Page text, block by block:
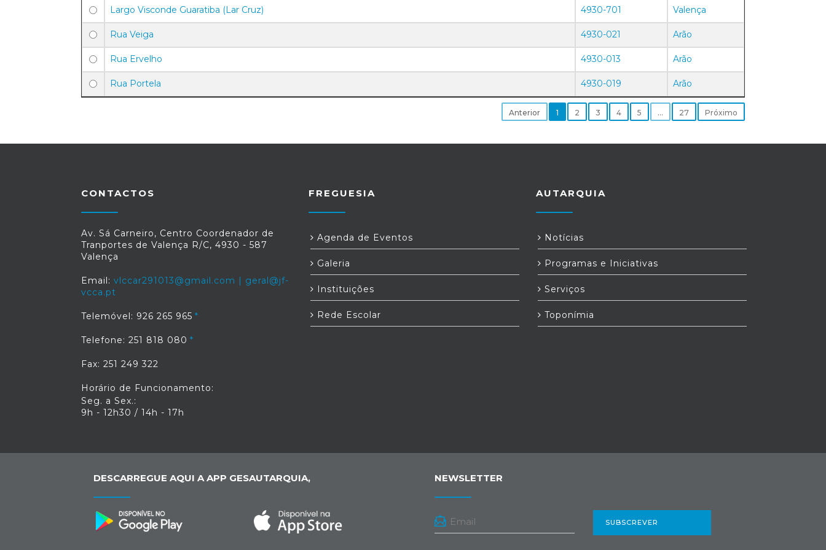
Largo Visconde Guaratiba (Lar Cruz) 4930-701 Valença
Rua Veiga 4930-021 Arão
Rua Ervelho 4930-013 Arão
Rua Portela 4930-019 Arão
Anterior 1 2 3 4 5 … 27 Próximo
CONTACTOS
Av. Sá Carneiro, Centro Coordenador de
Tranportes de Valença R/C, 4930 - 587
Valença
Email: vlccar291013@gmail.com | geral@jf-
vcca.pt
Telemóvel: 926 265 965
Telefone: 251 818 080
Fax: 251 249 322
Horário de Funcionamento:
Seg. a Sex.:
9h - 12h30 / 14h - 17h
FREGUESIA
Agenda de Eventos
Galeria
Instituições
Rede Escolar
AUTARQUIA
Notícias
Programas e Iniciativas
Serviços
Toponímia
DESCARREGUE AQUI A APP GESAUTARQUIA, NEWSLETTER
SUBSCREVER